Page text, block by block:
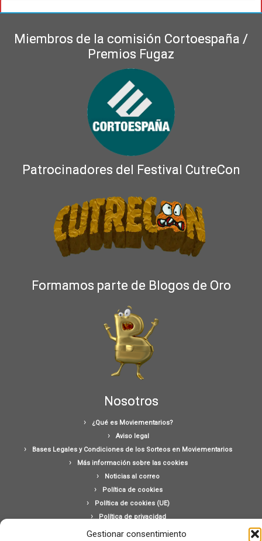
Gestionar consentimiento
Miembros de la comisión Cortoespaña /
Premios Fugaz
Patrocinadores del Festival CutreCon
Formamos parte de Blogos de Oro
Nosotros
¿Qué es Moviementarios?
Aviso legal
Bases Legales y Condiciones de los Sorteos en Moviementarios
Más información sobre las cookies
Noticias al correo
Política de cookies
Política de cookies (UE)
Política de privacidad
Ponte en contacto con nosotros